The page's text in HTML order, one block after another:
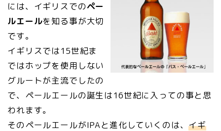
には、イギリスでのペー
ルエールを知る事が大切
です。
イギリスでは15世紀ま
ではホップを使用しない
グルートが主流でしたの
で、ペールエールの誕生は16世紀に入っての事と思
われます。
そのペールエールがIPAと進化していくのは、イギ